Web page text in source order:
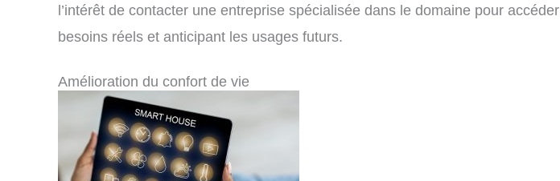
l’intérêt de contacter une entreprise spécialisée dans le domaine pour
besoins réels et anticipant les usages futurs.
Amélioration du confort de vie